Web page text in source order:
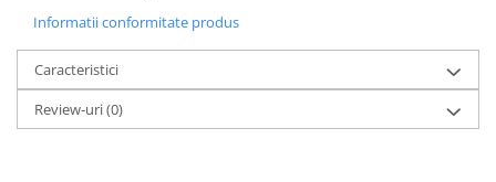
Informatii conformitate produs
Caracteristici
Review-uri(0)